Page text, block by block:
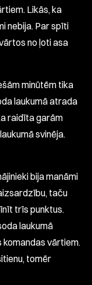
Likās, ka
nebija. Par spīti
no ļoti asa
minūtēm tika
laukumā atrada
raidīta garām
svinēja.
bija manāmi
taču
trīs punktus.
laukumā
komandas vārtiem.
tomēr